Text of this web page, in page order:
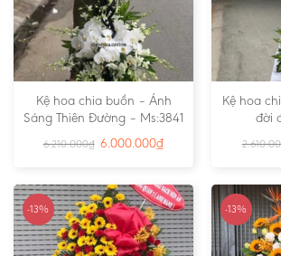
Kệ hoa chia buồn – Ánh
Sáng Thiên Đường – Ms:3841
6.210.000₫ 6.000.000₫
Kệ hoa
đời
-13% -13%